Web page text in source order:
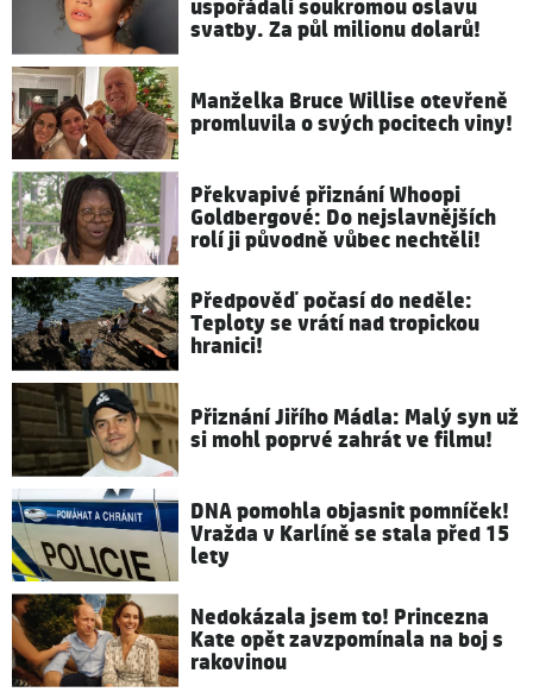
uspořádali soukromou oslavu
svatby. Za půl milionu dolarů!
Manželka Bruce Willise otevřeně
promluvila o svých pocitech viny!
Překvapivé přiznání Whoopi
Goldbergové: Do nejslavnějších
rolí ji původně vůbec nechtěli!
Předpověď počasí do neděle:
Teploty se vrátí nad tropickou
hranici!
Přiznání Jiřího Mádla: Malý syn už
si mohl poprvé zahrát ve filmu!
DNA pomohla objasnit pomníček!
Vražda v Karlíně se stala před 15
lety
Nedokázala jsem to! Princezna
Kate opět zavzpomínala na boj s
rakovinou